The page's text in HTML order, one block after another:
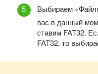
Выбираем
вас в данный
ставим FAT32.
FAT32, то